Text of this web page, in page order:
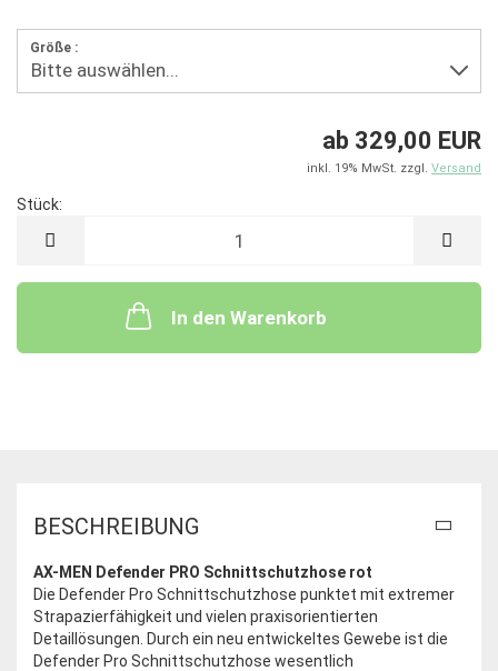
Größe :
ab 329,00 EUR
inkl. 19% MwSt. zzgl. Versand
Stück:
In den Warenkorb
BESCHREIBUNG
AX-MEN Defender PRO Schnittschutzhose rot
Die Defender Pro Schnittschutzhose punktet mit extremer
Strapazierfähigkeit und vielen praxisorientierten
Detaillösungen. Durch ein neu entwickeltes Gewebe ist die
Defender Pro Schnittschutzhose wesentlich